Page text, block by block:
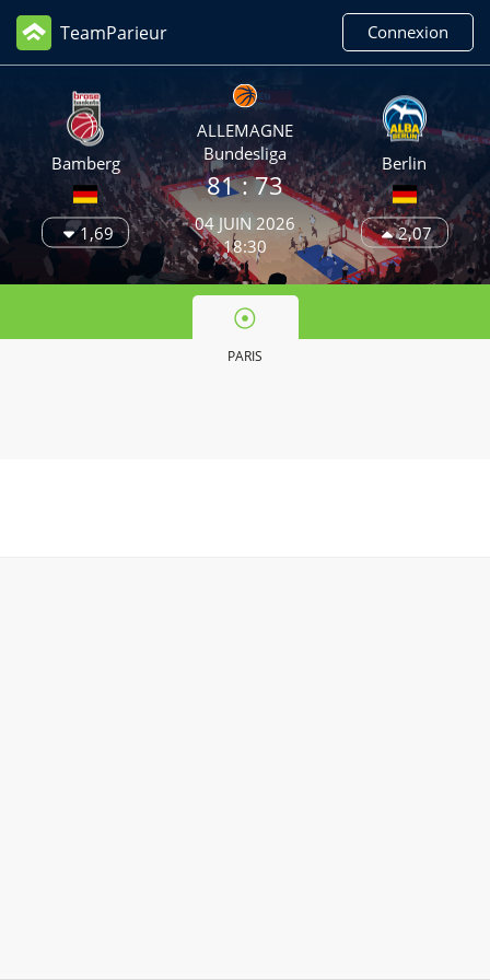
TeamParieur Connexion
Bamberg
1,69
ALLEMAGNE
Bundesliga
81: 73
04 JUIN 2026
18:30
Berlin
2,07
PARIS